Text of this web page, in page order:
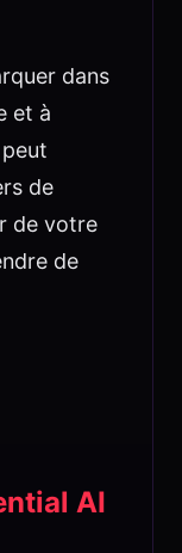
dans
et à
de
de votre
de
AI